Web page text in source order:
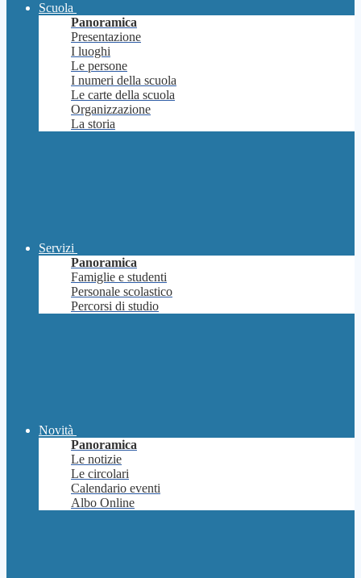
Scuola
Panoramica
Presentazione
I luoghi
Le persone
I numeri della scuola
Le carte della scuola
Organizzazione
La storia
Servizi
Panoramica
Famiglie e studenti
Personale scolastico
Percorsi di studio
Novità
Panoramica
Le notizie
Le circolari
Calendario eventi
Albo Online